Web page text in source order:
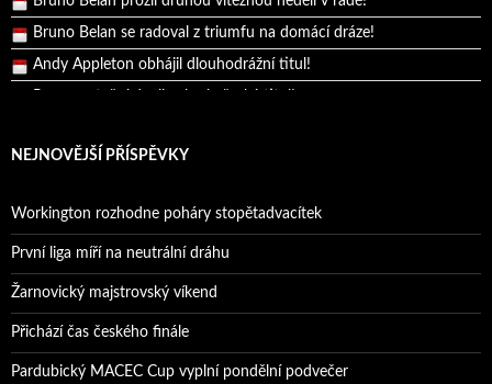
Bruno Belan se radoval z triumfu na domácí dráze!
Andy Appleton obhájil dlouhodrážní titul!
Reprezentační dvojice brala český titul!
NEJNOVĚJŠÍ PŘÍSPĚVKY
Workington rozhodne poháry stopětadvacítek
První liga míří na neutrální dráhu
Žarnovický majstrovský víkend
Přichází čas českého finále
Pardubický MACEC Cup vyplní pondělní podvečer